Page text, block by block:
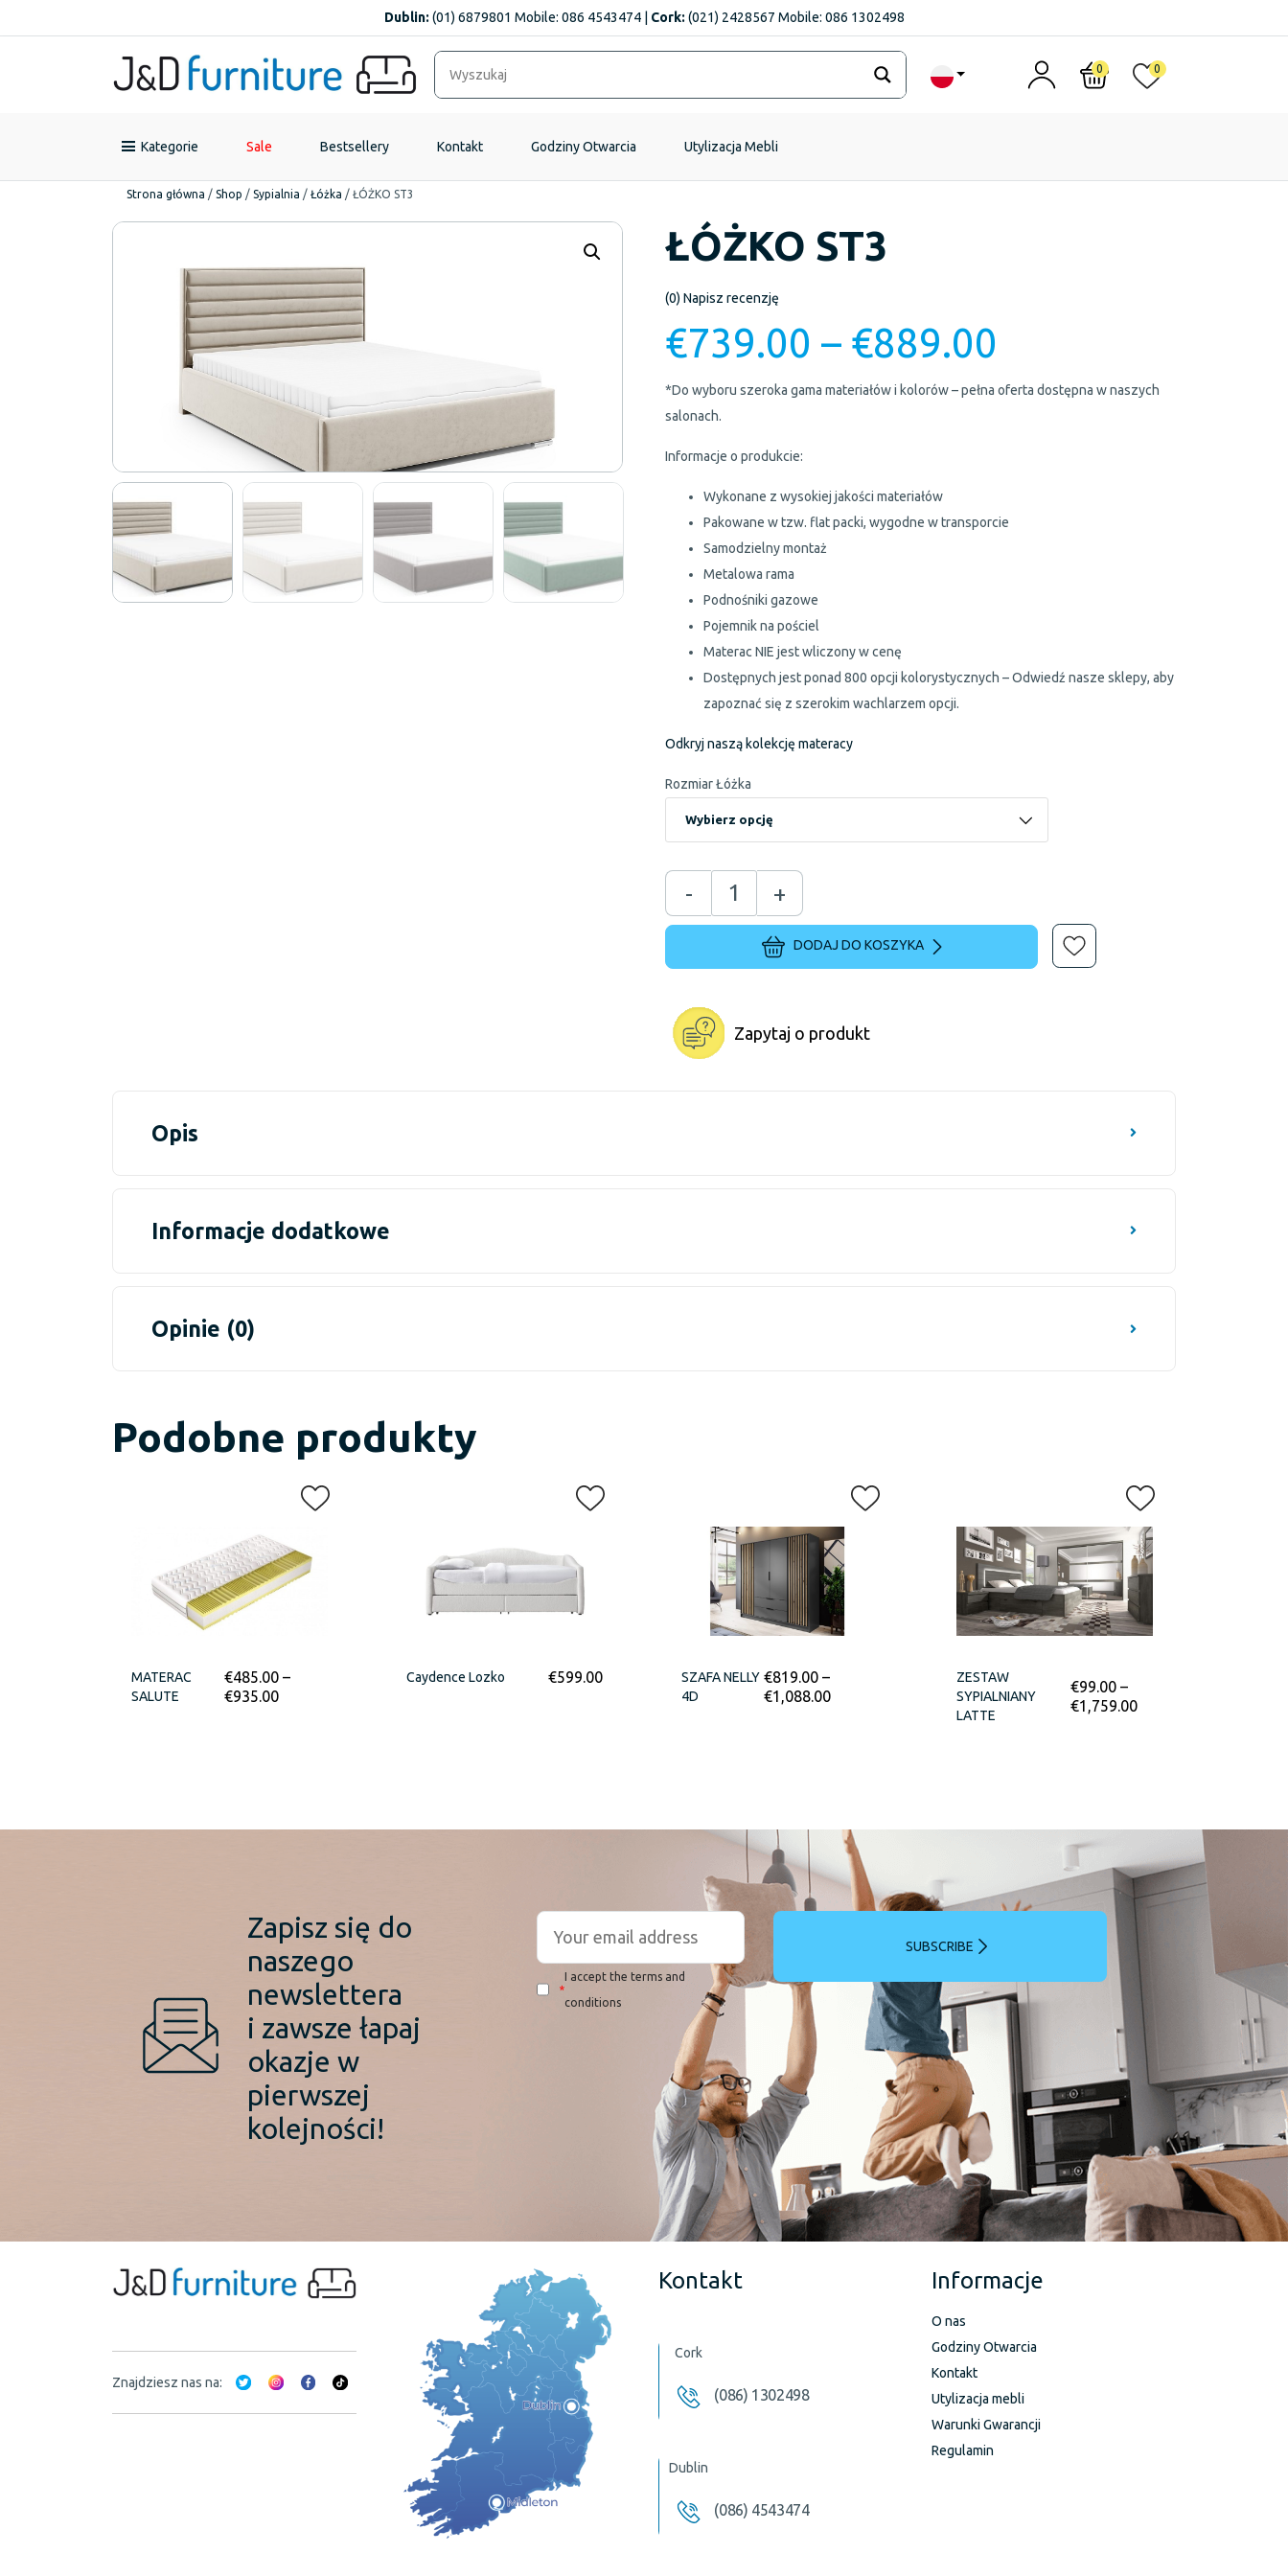
Dublin: (01) 6879801 Mobile: 086 4543474 | Cork: (021) 2428567 Mobile: 086 1302498
0 0
Kategorie Sale Bestsellery Kontakt Godziny Otwarcia Utylizacja Mebli
Strona główna / Shop / Sypialnia / Łóżka / ŁÓŻKO ST3
ŁÓŻKO ST3
(0)Napisz recenzję
€739.00 – €889.00
*Do wyboru szeroka gama materiałów i kolorów – pełna oferta dostępna w naszych
salonach.
Informacje o produkcie:
Wykonane z wysokiej jakości materiałów
Pakowane w tzw. flat packi, wygodne w transporcie
Samodzielny montaż
Metalowa rama
Podnośniki gazowe
Pojemnik na pościel
Materac NIE jest wliczony w cenę
Dostępnych jest ponad 800 opcji kolorystycznych – Odwiedź nasze sklepy, aby
zapoznać się z szerokim wachlarzem opcji.
Odkryj naszą kolekcję materacy
Rozmiar Łóżka
- +
DODAJ DO KOSZYKA
Zapytaj o produkt
Opis
Informacje dodatkowe
Opinie (0)
Podobne produkty
MATERAC
SALUTE
€485.00–
€935.00
Caydence Lozko €599.00
SZAFA NELLY
4D
€819.00–
€1,088.00
ZESTAW
SYPIALNIANY
LATTE
€99.00–
€1,759.00
Zapisz się do
naszego
newslettera
i zawsze łapaj
okazje w
pierwszej
kolejności!
*
I accept the terms and
conditions
SUBSCRIBE
Znajdziesz nas na:
Kontakt
Cork
(086) 1302498
Dublin
(086) 4543474
Informacje
O nas
Godziny Otwarcia
Kontakt
Utylizacja mebli
Warunki Gwarancji
Regulamin